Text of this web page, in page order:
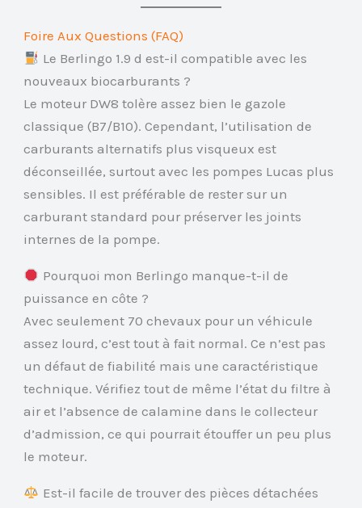
Foire Aux Questions (FAQ)
Le Berlingo 1.9 d est-il compatible avec les
nouveaux biocarburants ?
Le moteur DW8 tolère assez bien le gazole
classique (B7/B10). Cependant, l’utilisation de
carburants alternatifs plus visqueux est
déconseillée, surtout avec les pompes Lucas plus
sensibles. Il est préférable de rester sur un
carburant standard pour préserver les joints
internes de la pompe.
Pourquoi mon Berlingo manque-t-il de
puissance en côte ?
Avec seulement 70 chevaux pour un véhicule
assez lourd, c’est tout à fait normal. Ce n’est pas
un défaut de fiabilité mais une caractéristique
technique. Vérifiez tout de même l’état du filtre à
air et l’absence de calamine dans le collecteur
d’admission, ce qui pourrait étouffer un peu plus
le moteur.
Est-il facile de trouver des pièces détachées